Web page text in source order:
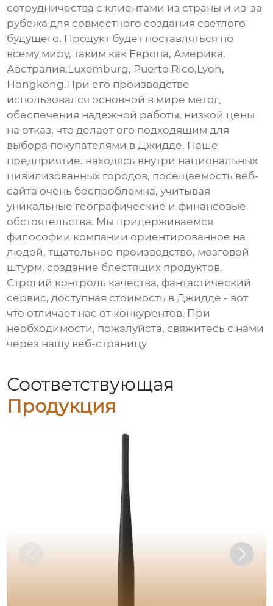
сотрудничества с клиентами из страны и из-за
рубежа для совместного создания светлого
будущего. Продукт будет поставляться по
всему миру, таким как Европа, Америка,
Австралия,Luxemburg, Puerto Rico,Lyon,
Hongkong.При его производстве
использовался основной в мире метод
обеспечения надежной работы, низкой цены
на отказ, что делает его подходящим для
выбора покупателями в Джидде. Наше
предприятие. находясь внутри национальных
цивилизованных городов, посещаемость веб-
сайта очень беспроблемна, учитывая
уникальные географические и финансовые
обстоятельства. Мы придерживаемся
философии компании ориентированное на
людей, тщательное производство, мозговой
штурм, создание блестящих продуктов.
Строгий контроль качества, фантастический
сервис, доступная стоимость в Джидде - вот
что отличает нас от конкурентов. При
необходимости, пожалуйста, свяжитесь с нами
через нашу веб-страницу
Соответствующая
Продукция